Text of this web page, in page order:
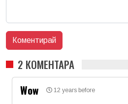
2 КОМЕНТАРА
Wow
12 years before